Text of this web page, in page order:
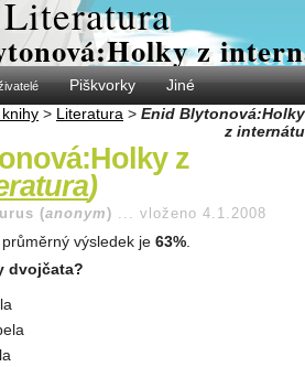
z
Piškvorky
Jiné
> Literatura > Enid Blytonová:Holky
z internátu
z
)
(anonym ) ... vloženo 4.1.2008
, průměrný výsledek je 63%
dvojčata?